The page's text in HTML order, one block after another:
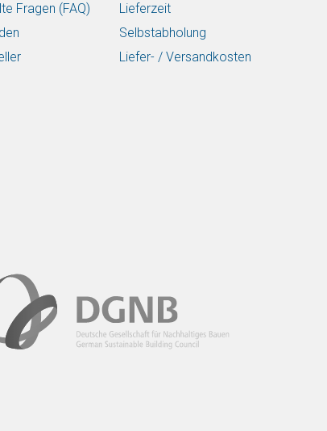
Fragen (FAQ)
Lieferzeit
Selbstabholung
Liefer- / Versandkosten